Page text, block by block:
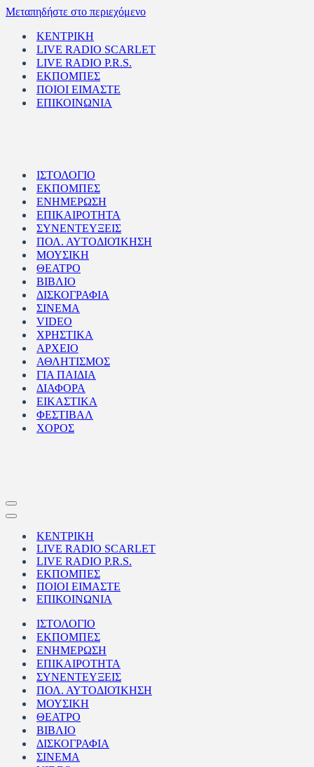
Μεταπηδήστε στο περιεχόμενο
ΚΕΝΤΡΙΚΗ
LIVE RADIO SCARLET
LIVE RADIO P.R.S.
ΕΚΠΟΜΠΕΣ
ΠΟΙΟΙ ΕΙΜΑΣΤΕ
ΕΠΙΚΟΙΝΩΝΙΑ
ΙΣΤΟΛΟΓΙΟ
ΕΚΠΟΜΠΕΣ
ΕΝΗΜΕΡΩΣΗ
ΕΠΙΚΑΙΡΟΤΗΤΑ
ΣΥΝΕΝΤΕΥΞΕΙΣ
ΠΟΛ. ΑΥΤΟΔΙΟΊΚΗΣΗ
ΜΟΥΣΙΚΗ
ΘΕΑΤΡΟ
ΒΙΒΛΙΟ
ΔΙΣΚΟΓΡΑΦΙΑ
ΣΙΝΕΜΑ
VIDEO
ΧΡΗΣΤΙΚΑ
ΑΡΧΕΙΟ
ΑΘΛΗΤΙΣΜΟΣ
ΓΙΑ ΠΑΙΔΙΑ
ΔΙΑΦΟΡΑ
ΕΙΚΑΣΤΙΚΑ
ΦΕΣΤΙΒΑΛ
ΧΟΡΟΣ
Μενού
πλοήγησης
Μενού
πλοήγησηςΚΕΝΤΡΙΚΗ
LIVE RADIO SCARLET
LIVE RADIO P.R.S.
ΕΚΠΟΜΠΕΣ
ΠΟΙΟΙ ΕΙΜΑΣΤΕ
ΕΠΙΚΟΙΝΩΝΙΑ
ΙΣΤΟΛΟΓΙΟ
ΕΚΠΟΜΠΕΣ
ΕΝΗΜΕΡΩΣΗ
ΕΠΙΚΑΙΡΟΤΗΤΑ
ΣΥΝΕΝΤΕΥΞΕΙΣ
ΠΟΛ. ΑΥΤΟΔΙΟΊΚΗΣΗ
ΜΟΥΣΙΚΗ
ΘΕΑΤΡΟ
ΒΙΒΛΙΟ
ΔΙΣΚΟΓΡΑΦΙΑ
ΣΙΝΕΜΑ